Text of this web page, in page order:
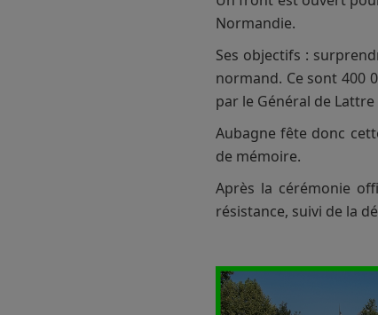
Normandie.
Ses objectifs :
normand. Ce sont 400
par le Général de Lattre
Aubagne fête donc
de mémoire.
Après la cérémonie
résistance, suivi de la